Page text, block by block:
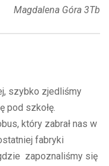
Magdalena Góra 3Tb
szybko zjedliśmy
pod szkołę.
który zabrał nas w
fabryki
zapoznaliśmy się